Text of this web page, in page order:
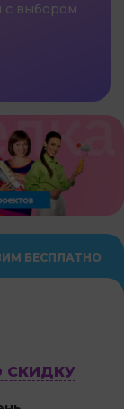
выбором
БЕСПЛАТНО
СКИДКУ